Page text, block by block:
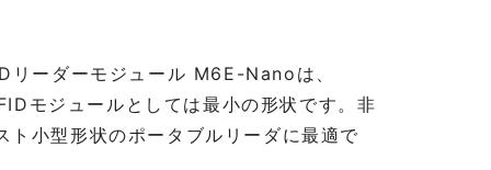
ーダーモジュール M6E-Nanoは、
モジュールとしては最小の形状です。非
小型形状のポータブルリーダに最適で